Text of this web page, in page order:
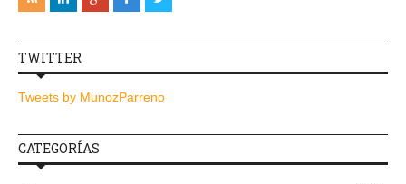
TWITTER
Tweets by MunozParreno
CATEGORÍAS